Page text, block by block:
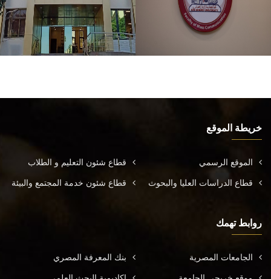
خريطة الموقع
الموقع الرسمي قطاع شئون التعليم و الطلاب
قطاع الدراسات العليا والبحوث قطاع شئون خدمة المجتمع والبيئة
روابط تهمك
الجامعات المصرية بنك المعرفة المصري